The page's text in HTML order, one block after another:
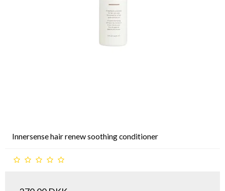
Innersense hair renew soothing conditioner